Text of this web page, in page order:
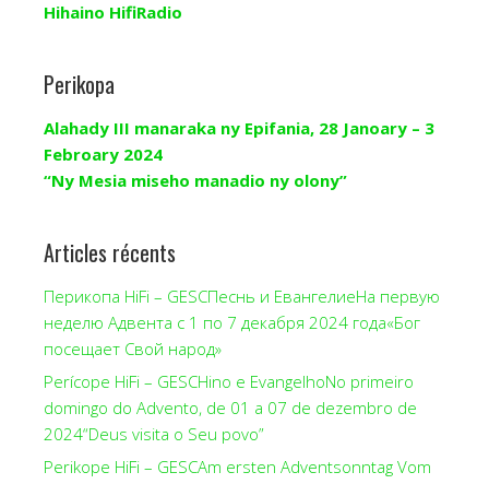
Hihaino HifiRadio
Perikopa
Alahady III manaraka ny Epifania, 28 Janoary – 3
Febroary 2024
“Ny Mesia miseho manadio ny olony”
Articles récents
Перикопа HiFi – GESCПеснь и ЕвангелиеНа первую
неделю Адвента с 1 по 7 декабря 2024 года«Бог
посещает Свой народ»
Perícope HiFi – GESCHino e EvangelhoNo primeiro
domingo do Advento, de 01 a 07 de dezembro de
2024“Deus visita o Seu povo”
Perikope HiFi – GESCAm ersten Adventsonntag Vom